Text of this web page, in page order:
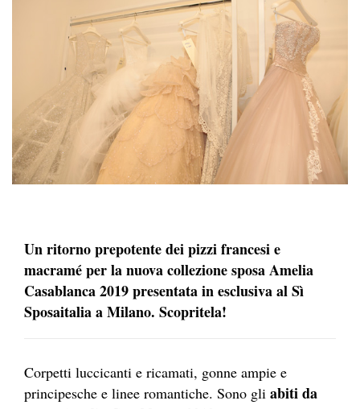
Un ritorno prepotente dei pizzi francesi e
macramé per la nuova collezione sposa Amelia
Casablanca 2019 presentata in esclusiva al Sì
Sposaitalia a Milano. Scopritela!
Corpetti luccicanti e ricamati, gonne ampie e
principesche e linee romantiche. Sono gli abiti da